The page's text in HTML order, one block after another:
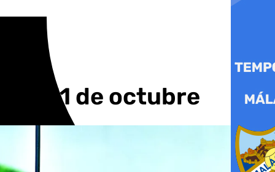
31 de octubre